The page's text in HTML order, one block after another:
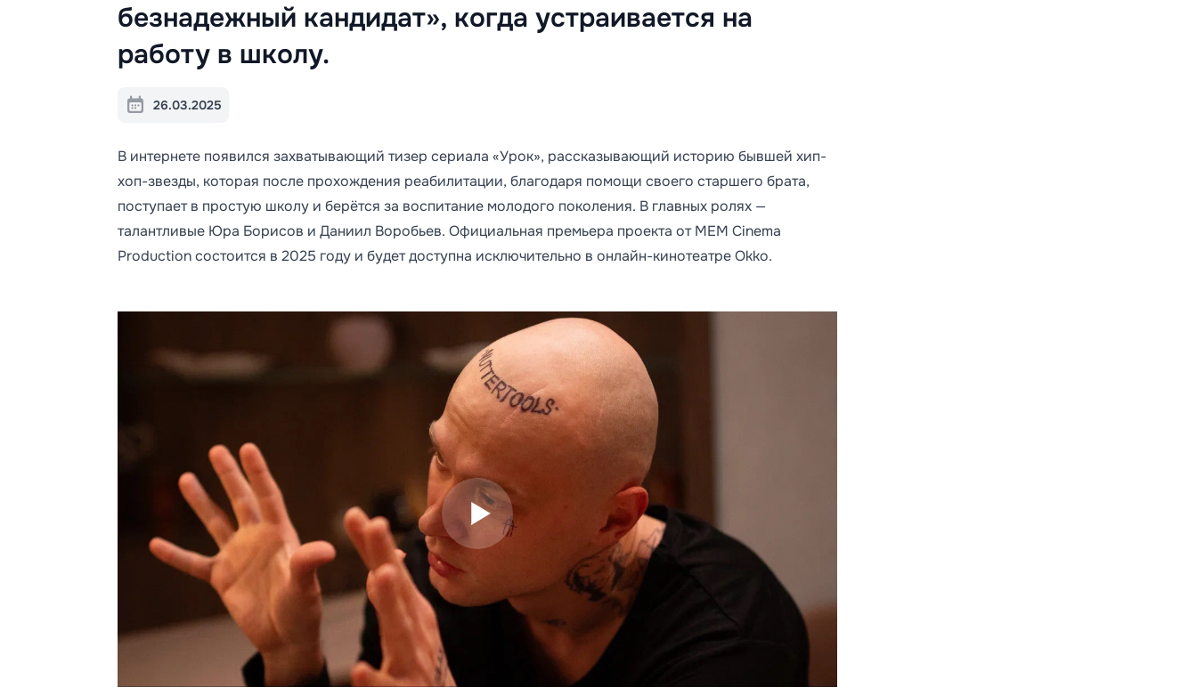
безнадежный кандидат», когда устраивается на
работу в школу.
26.03.2025
В интернете появился захватывающий тизер сериала «Урок», рассказывающий историю бывшей хип-
хоп-звезды, которая после прохождения реабилитации, благодаря помощи своего старшего брата,
поступает в простую школу и берётся за воспитание молодого поколения. В главных ролях —
талантливые Юра Борисов и Даниил Воробьев. Официальная премьера проекта от MEM Cinema
Production состоится в 2025 году и будет доступна исключительно в онлайн-кинотеатре Okko.